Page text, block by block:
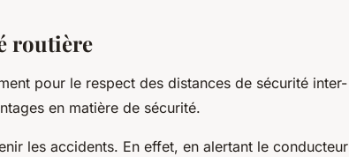
routière
pour le respect des distances de sécurité inter-
en matière de sécurité.
les accidents. En effet, en alertant le conducteur